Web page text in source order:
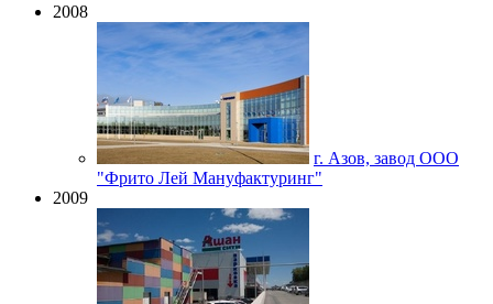
2008
г. Азов, завод ООО
"Фрито Лей Мануфактуринг"
2009